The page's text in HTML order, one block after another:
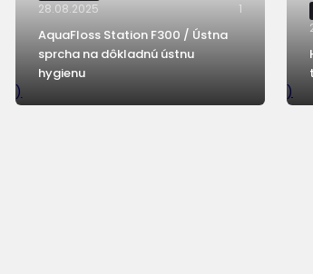
)
28.08.2025 1
AquaFloss Station F300 / Ústna
sprcha na dôkladnú ústnu
hygienu
)